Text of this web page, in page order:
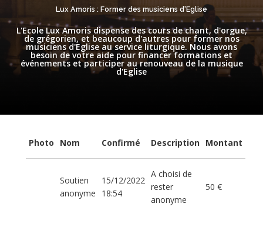
Lux Amoris : Former des musiciens d'Eglise
L'Ecole Lux Amoris dispense des cours de chant, d'orgue,
de grégorien, et beaucoup d'autres pour former nos
musiciens d'Eglise au service liturgique. Nous avons
besoin de votre aide pour financer formations et
événements et participer au renouveau de la musique
d'Eglise
Photo Nom Confirmé Description Montant
Soutien
anonyme
15/12/2022
18:54
A choisi de
rester
anonyme
50 €